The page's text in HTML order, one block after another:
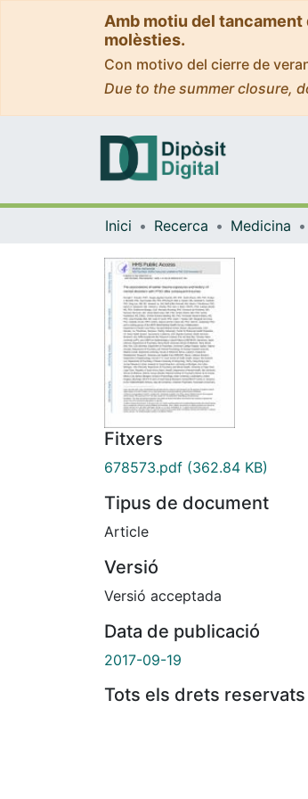
Amb motiu del
molèsties.
Con motivo del cierre de
Due to the summer closure,
Inici Recerca Medicina
Fitxers
678573.pdf (362.84 KB)
Tipus de document
Article
Versió
Versió acceptada
Data de publicació
2017-09-19
Tots els drets reservats